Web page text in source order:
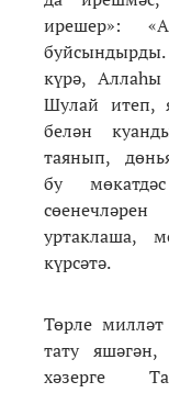
ирешер»:
күрә, Аллаһы
Шулай итеп,
белән
таянып,
бу
уртаклаша,
күрсәтә.
Төрле
тату яшәгән,
хәзерге